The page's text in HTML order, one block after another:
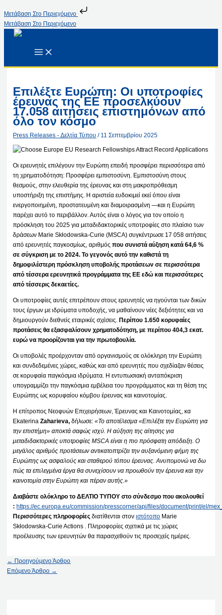
Μετάβαση Στο Περιεχόμενο
Μετάβαση Στο Περιεχόμενο
Επιλέξτε Ευρώπη: Οι υποτροφίες
έρευνας της ΕΕ προσελκύουν
17.058 αιτήσεις επιστημόνων από
όλο τον κόσμο
Press Releases - Δελτία Τύπου / 11 Σεπτεμβρίου 2025
Οι ερευνητές επιλέγουν την Ευρώπη επειδή προσφέρει περισσότερα από
τη χρηματοδότηση: Προσφέρει εμπιστοσύνη. Εμπιστοσύνη στους
θεσμούς, στην ελευθερία της έρευνας και στη μακροπρόθεσμη
υποστήριξη της επιστήμης. Η αριστεία ευδοκιμεί εκεί όπου είναι
ενεργοποιημένη, προστατευμένη και διαμοιρασμένη —και η Ευρώπη
παρέχει αυτό το περιβάλλον. Αυτός είναι ο λόγος για τον οποίο η
πρόσκληση του 2025 για μεταδιδακτορικές υποτροφίες στο πλαίσιο των
δράσεων Marie Skłodowska-Curie (MSCA) συγκέντρωσε 17 058 αιτήσεις
από ερευνητές παγκοσμίως, αριθμόςπου συνιστά αύξηση κατά 64,6 %
σε σύγκριση με το 2024. Το γεγονός αυτό την καθιστά τη
δημοφιλέστερη πρόσκληση υποβολής προτάσεων σε περισσότερα
από τέσσερα ερευνητικά προγράμματα της ΕΕ εδώ και περισσότερες
από τέσσερις δεκαετίες.
Οι υποτροφίες αυτές επιτρέπουν στους ερευνητές να ηγούνται των δικών
τους έργων με ιδρύματα υποδοχής, να μαθαίνουν νέες δεξιότητες και να
δημιουργούν διεθνείς εταιρικές σχέσεις. Περίπου 1.650 κορυφαίες
προτάσεις θα εξασφαλίσουν χρηματοδότηση, με περίπου 404,3 εκατ.
ευρώ να προορίζονται για την πρωτοβουλία.
Οι υποβολές προέρχονταν από οργανισμούς σε ολόκληρη την Ευρώπη
και συνδεδεμένες χώρες, καθώς και από ερευνητές που σχεδίαζαν θέσεις
σε κορυφαία παγκόσμια ιδρύματα. Η εντυπωσιακή ανταπόκριση
υπογραμμίζει την παγκόσμια εμβέλεια του προγράμματος και τη θέση της
Ευρώπης ως κορυφαίου κόμβου έρευνας και καινοτομίας.
Η επίτροπος Νεοφυών Επιχειρήσεων, Έρευνας και Καινοτομίας, κα
EkaterinaZaharieva, δήλωσε:«Το αποτέλεσμα «Επιλέξτε την Ευρώπη για
την επιστήμη» αποκτά σαφώς ισχύ. Η αύξηση της αίτησης για
μεταδιδακτορικές υποτροφίες MSCA είναι η πιο πρόσφατη απόδειξη. Ο
μεγάλος αριθμός προτάσεων αντικατοπτρίζει την αυξανόμενη φήμη της
Ευρώπης ως ασφαλούς και σταθερού τόπου έρευνας. Ανυπομονώ να δω
πώς τα επιλεγμένα έργα θα συνεχίσουν να προωθούν την έρευνα και την
καινοτομία στην Ευρώπη και πέραν αυτής.»
Διαβάστε ολόκληρο το ΔΕΛΤΙΟ ΤΥΠΟΥ στο σύνδεσμο που ακολουθεί
: https://ec.europa.eu/commission/presscorner/api/files/document/print/el/
Περισσότερες πληροφορίες διατίθενται στονιστότοπο Marie
Skłodowska-Curie Actions . Πληροφορίες σχετικά με τις χώρες
προέλευσης των ερευνητών θα παρασχεθούν τις προσεχείς ημέρες.
← Προηγούμενο Άρθρο
Επόμενο Άρθρο →